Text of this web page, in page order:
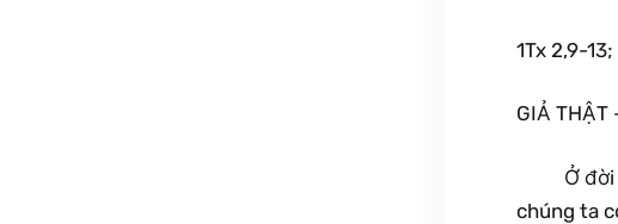
1Tx 2,9-
GIẢ THẬT
Ở đời
chúng ta